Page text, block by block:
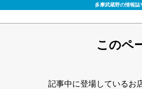
多摩武蔵野の情報
このペ
記事中に登場しているお